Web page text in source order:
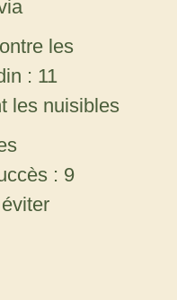
les
: 11
les nuisibles
: 9